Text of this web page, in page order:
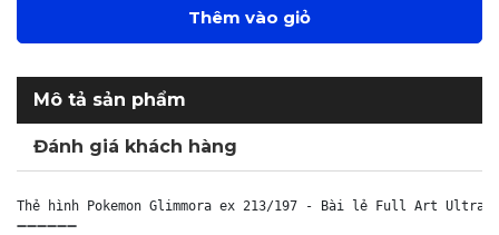
Thêm vào giỏ
Mô tả sản phẩm
Đánh giá khách hàng
Thẻ hình Pokemon Glimmora ex 213/197 - Bài lẻ Full Art Ultra
➖➖➖➖➖➖